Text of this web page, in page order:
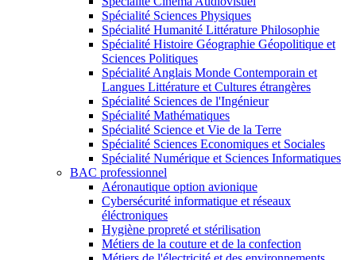
Spécialité Sciences Physiques
Spécialité Humanité Littérature Philosophie
Spécialité Histoire Géographie Géopolitique et
Sciences Politiques
Spécialité Anglais Monde Contemporain et
Langues Littérature et Cultures étrangères
Spécialité Sciences de l'Ingénieur
Spécialité Mathématiques
Spécialité Science et Vie de la Terre
Spécialité Sciences Economiques et Sociales
Spécialité Numérique et Sciences Informatiques
BAC professionnel
Aéronautique option avionique
Cybersécurité informatique et réseaux
éléctroniques
Hygiène propreté et stérilisation
Métiers de la couture et de la confection